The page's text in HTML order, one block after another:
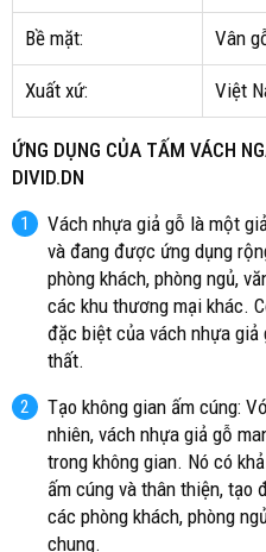
Bề mặt: Vân
Xuất xứ: Việt
ỨNG DỤNG CỦA TẤM VÁCH
DIVID.DN
Vách nhựa giả gỗ là một
và đang được ứng dụng
phòng khách, phòng ngủ,
các khu thương mại khác.
đặc biệt của vách nhựa
thất.
Tạo không gian ấm cúng:
nhiên, vách nhựa giả gỗ
trong không gian. Nó có
ấm cúng và thân thiện, tạo
các phòng khách, phòng
chung.